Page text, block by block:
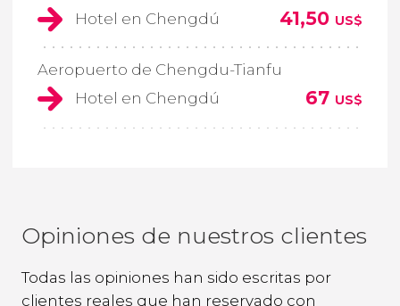
Hotel en Chengdú
41,50 US$
Aeropuerto de Chengdu-Tianfu
Hotel en Chengdú
67 US$
Opiniones de nuestros clientes
Todas las opiniones han sido escritas por
clientes reales que han reservado con